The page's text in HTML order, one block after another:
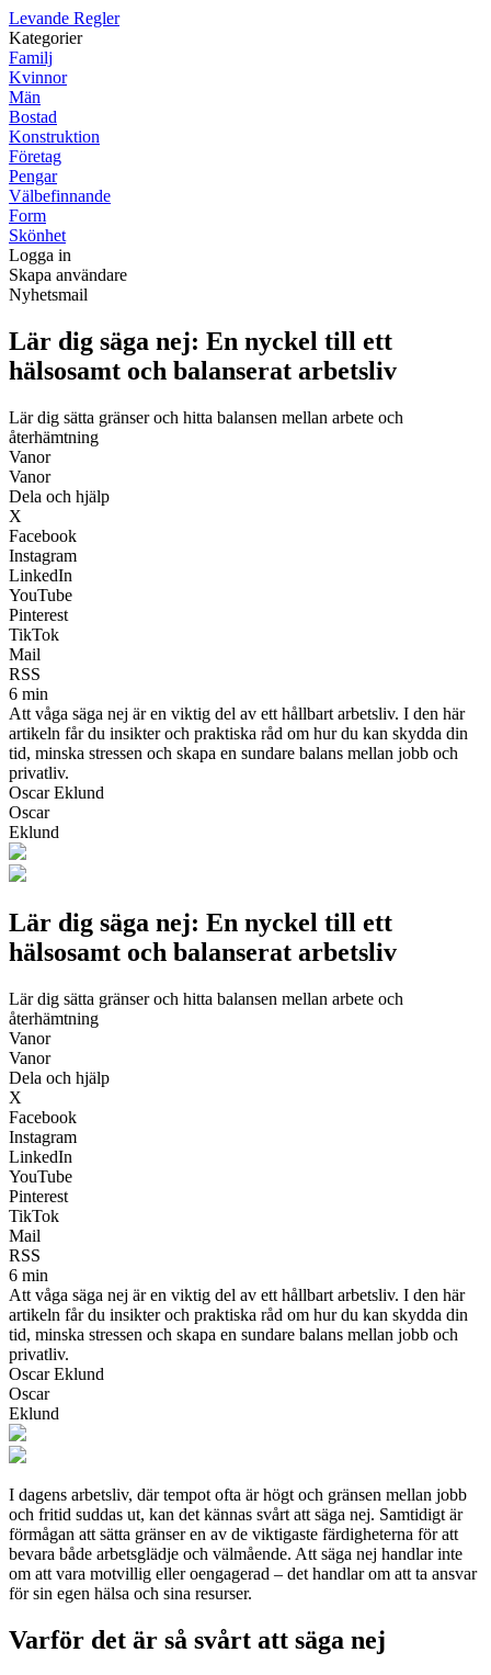
Levande Regler
Kategorier
Familj
Kvinnor
Män
Bostad
Konstruktion
Företag
Pengar
Välbefinnande
Form
Skönhet
Logga in
Skapa användare
Nyhetsmail
Lär dig säga nej: En nyckel till ett
hälsosamt och balanserat arbetsliv
Lär dig sätta gränser och hitta balansen mellan arbete och
återhämtning
Vanor
Vanor
Dela och hjälp
X
Facebook
Instagram
LinkedIn
YouTube
Pinterest
TikTok
Mail
RSS
6 min
Att våga säga nej är en viktig del av ett hållbart arbetsliv. I den här
artikeln får du insikter och praktiska råd om hur du kan skydda din
tid, minska stressen och skapa en sundare balans mellan jobb och
privatliv.
Oscar Eklund
Oscar
Eklund
Lär dig säga nej: En nyckel till ett
hälsosamt och balanserat arbetsliv
Lär dig sätta gränser och hitta balansen mellan arbete och
återhämtning
Vanor
Vanor
Dela och hjälp
X
Facebook
Instagram
LinkedIn
YouTube
Pinterest
TikTok
Mail
RSS
6 min
Att våga säga nej är en viktig del av ett hållbart arbetsliv. I den här
artikeln får du insikter och praktiska råd om hur du kan skydda din
tid, minska stressen och skapa en sundare balans mellan jobb och
privatliv.
Oscar Eklund
Oscar
Eklund
I dagens arbetsliv, där tempot ofta är högt och gränsen mellan jobb
och fritid suddas ut, kan det kännas svårt att säga nej. Samtidigt är
förmågan att sätta gränser en av de viktigaste färdigheterna för att
bevara både arbetsglädje och välmående. Att säga nej handlar inte
om att vara motvillig eller oengagerad – det handlar om att ta ansvar
för sin egen hälsa och sina resurser.
Varför det är så svårt att säga nej